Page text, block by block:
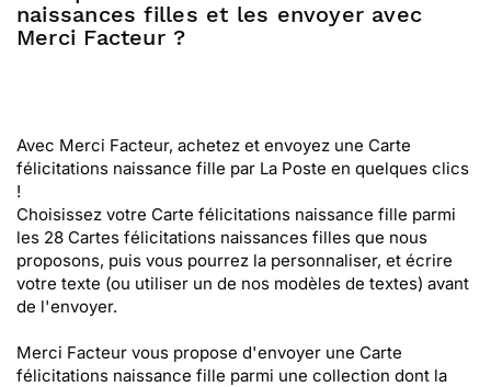
naissances filles et les envoyer avec
Merci Facteur ?
Avec Merci Facteur, achetez et envoyez une Carte
félicitations naissance fille par La Poste en quelques clics
!
Choisissez votre Carte félicitations naissance fille parmi
les 28 Cartes félicitations naissances filles que nous
proposons, puis vous pourrez la personnaliser, et écrire
votre texte (ou utiliser un de nos modèles de textes) avant
de l'envoyer.
Merci Facteur vous propose d'envoyer une Carte
félicitations naissance fille parmi une collection dont la